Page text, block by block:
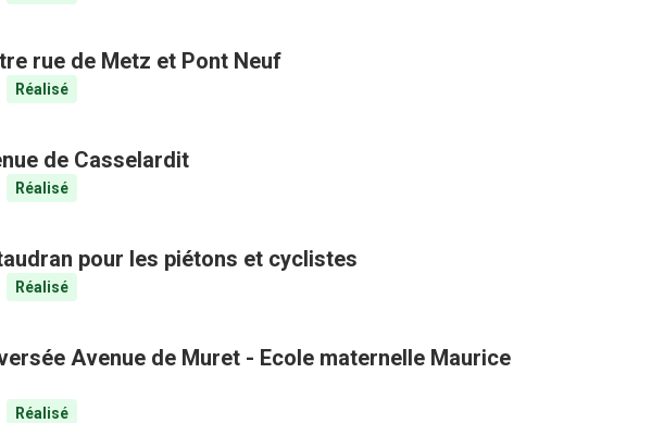
rue de Metz et Pont Neuf
Réalisé
de Casselardit
Réalisé
pour les piétons et cyclistes
Réalisé
Avenue de Muret - Ecole maternelle Maurice
Réalisé